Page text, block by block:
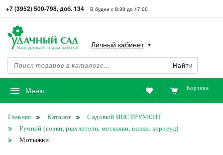
+7 (3952) 500-798, доб. 134 В будни с 8:30 до 17:00
Найти
Личный кабинет
Меню Корзина
Главная Каталог
Садовый ИНСТРУМЕНТ
Ручной (совки, рыхлители, мотыжки, вилки. корнеуд)
Мотыжки